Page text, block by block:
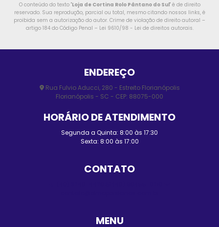
O conteúdo do texto "Loja de Cortina Rolo Pântano do Sul" é de direito
reservado. Sua reprodução, parcial ou total, mesmo citando nossos links, é
proibida sem a autorização do autor. Crime de violação de direito autoral –
artigo 184 do Código Penal – Lei 9610/98 - Lei de direitos autorais.
ENDEREÇO
Rua Fulvio Aducci, 280 - Estreito Florianópolis
Florianópolis - SC - CEP: 88075-000
HORÁRIO DE ATENDIMENTO
Segunda a Quinta: 8:00 às 17:30
Sexta: 8:00 às 17:00
CONTATO
MENU